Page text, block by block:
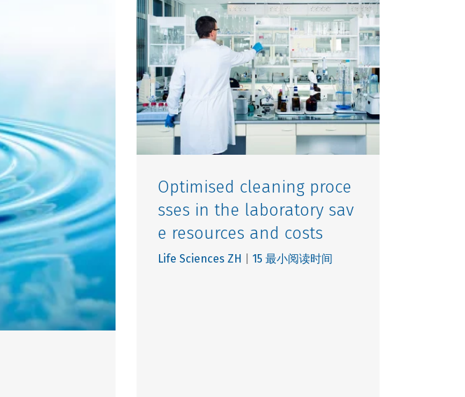
Optimised cleaning proce
sses in the laboratory sav
e resources and costs
Life Sciences ZH 15 最小阅读时间